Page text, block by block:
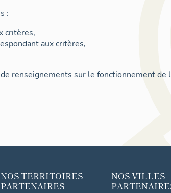
:
critères,
aux critères,
renseignements sur le fonctionnement de
NOS TERRITOIRES
PARTENAIRES
NOS VILLES